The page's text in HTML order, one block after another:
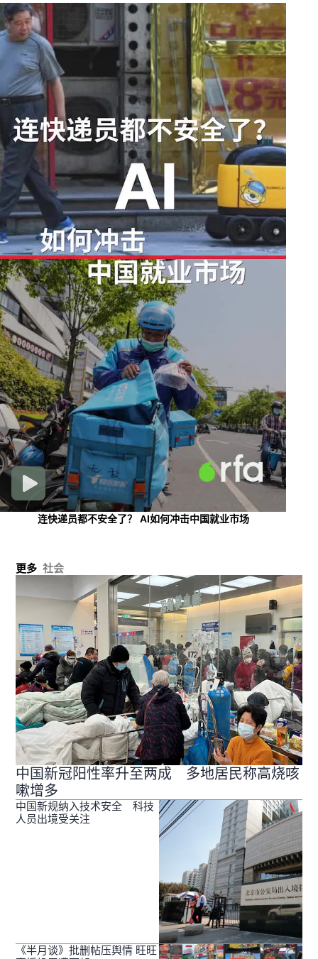
连快递员都不安全了？ AI如何冲击中国就业市场
更多 社会
中国新冠阳性率升至两成 多地居民称高烧咳
嗽增多
中国新规纳入技术安全 科技
人员出境受关注
《半月谈》批删帖压舆情 旺旺